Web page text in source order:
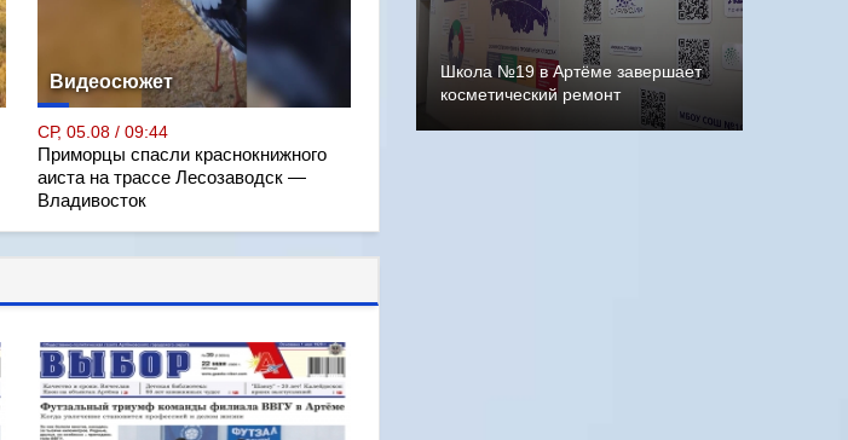
Видеосюжет
СР, 05.08 / 09:44
Приморцы спасли краснокнижного
аиста на трассе Лесозаводск —
Владивосток
Школа №19 в Артёме завершает
косметический ремонт